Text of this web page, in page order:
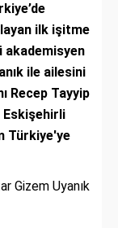
ilk işitme
akademisyen
ile ailesini
Recep Tayyip
Eskişehirli
Türkiye'ye
Gizem Uyanık